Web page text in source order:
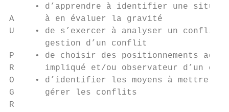
• d’apprendre à identifier une
A      à en évaluer la gravité
U    • de s’exercer à analyser un
       gestion d’un conflit
P    • de choisir des positionnements
R      impliqué et/ou observateur d’un
O    • d’identifier les moyens à mettre
G      gérer les conflits
R